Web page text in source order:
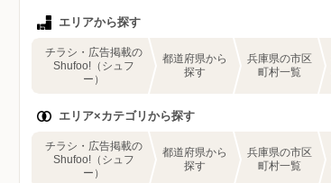
エリアから探す
チラシ・広告掲載の
Shufoo!（シュフ
ー）
都道府県から
探す
兵庫県の市区
町村一覧
エリア×カテゴリから探す
チラシ・広告掲載の
Shufoo!（シュフ
ー）
都道府県から
探す
兵庫県の市区
町村一覧